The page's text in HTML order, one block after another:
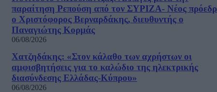
παραίτηση Ρεπούση από τον ΣΥΡΙΖΑ- Νέος
ο Χριστόφορος Βερναρδάκης, διευθυντής ο
Παναγιώτης Κορμάς
06/08/2026
Χατζηδάκης: «Στον κάλαθο των αχρήστων οι
αμφισβητήσεις για το καλώδιο της ηλεκτρικής
διασύνδεσης Ελλάδας-Κύπρου»
06/08/2026